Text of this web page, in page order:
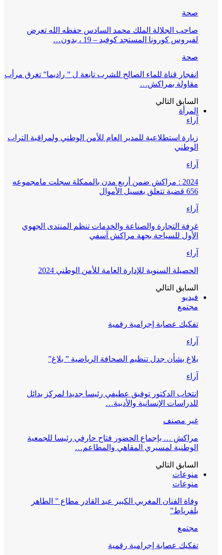
صحة
صاحب الجلالة الملك محمد السادس حفظه الله تعرض
لفيروس كورونا المستجد كوفيد – 19 ، بدون…
صحة
انفجار قناة للماء الصالح للشرب تابعة ل ” راديما” تغرق مرأب
مقاولة بمراكش…
السابق التالي
المرأة
آراء
زيارة استطلاعية للمدير العام للأمن الوطني ولمراقبة التراب
الوطني
آراء
2024 : مراكش ضمن أربع مدن بالممكلة سجلت مامجموعه
656 قضية تتعلق بغسيل الأموال
آراء
غرفة التجارة والصناعة والخدمات تنظم المنتدى الجهوي
الأول للسياحة بجهة مراكش آسفي
آراء
الحصيلة السنوية للإدارة العامة للأمن الوطني 2024
السابق التالي
فيديو
مجتمع
تفكيك عصابة إجرامية رقمية
آراء
بلاغ بشأن جدل تنظيم الصحافة الرياضية ” بلاغ”
آراء
انتخاب الدكتور توفيق عطيفي رئيسا جديدا لمركز بدائل
للدراسات الإنسانية والأدبية…
غير مصنف
مراكش … بإجماع الحضور فتاح حارفي رئيسا للجمعية
الوطنية لمسيري المقاهي والمطاعم…
السابق التالي
منوعات
منوعات
وفاة الفنان المغربي الكبير عبد القادر مطاع ” الطاهر
بلفرياط”
مجتمع
تفكيك عصابة إجرامية رقمية